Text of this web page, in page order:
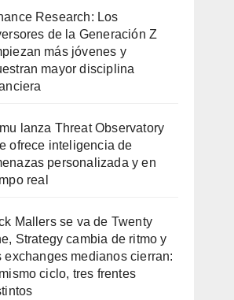
Research: Los
de la Generación Z
más jóvenes y
mayor disciplina
lanza Threat Observatory
ofrece inteligencia de
personalizada y en
real
Mallers se va de Twenty
Strategy cambia de ritmo y
exchanges medianos cierran:
ciclo, tres frentes